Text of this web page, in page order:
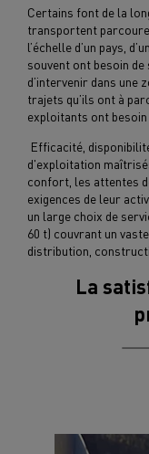
Certains font de la
transportent
l’échelle d’un pays,
souvent ont besoin
d’intervenir dans une
trajets qu’ils ont à
exploitants ont
Efficacité,
d'exploitation
confort, les attentes
exigences de leur
un large choix de
60 t) couvrant un
distribution,
La